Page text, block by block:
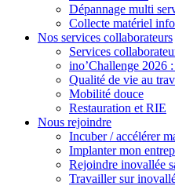
Dépannage multi
Collecte matériel
Nos services collaborateurs
Services
ino’Challenge 2026
Qualité de vie au
Mobilité douce
Restauration et RIE
Nous rejoindre
Incuber / accélérer
Implanter mon
Rejoindre inovallée
Travailler sur